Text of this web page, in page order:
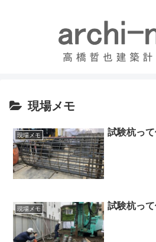
現場メモ
現場メモ 試験杭って
現場メモ 試験杭っ